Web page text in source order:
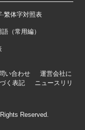
·繁体字対照表
（常用編）
い合わせ
運営会社に
く表記
ニュースリリ
Reserved.